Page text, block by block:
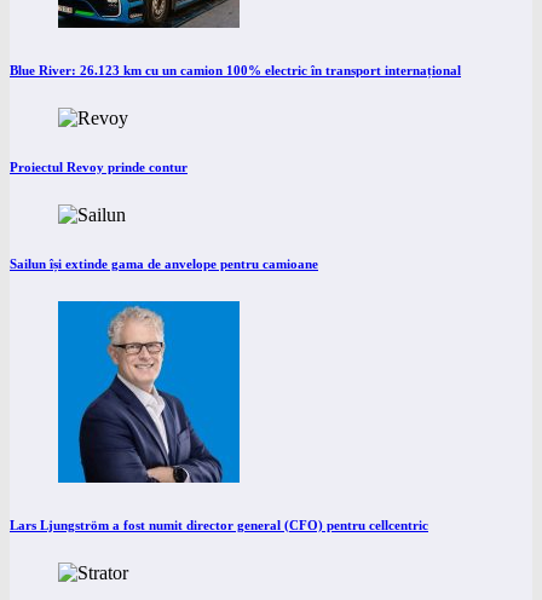
Blue River: 26.123 km cu un camion 100% electric în transport internațional
Proiectul Revoy prinde contur
Sailun își extinde gama de anvelope pentru camioane
Lars Ljungström a fost numit director general (CFO) pentru cellcentric